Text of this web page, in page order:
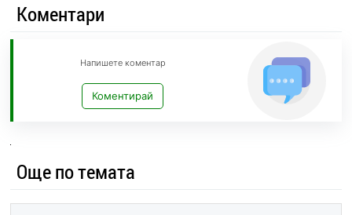
Коментари
Напишете коментар
Коментирай
Още по темата